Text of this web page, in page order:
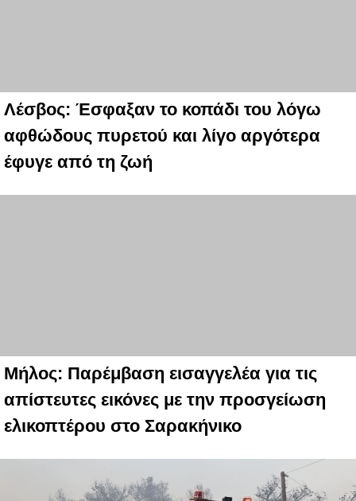
Λέσβος: Έσφαξαν το κοπάδι του λόγω
αφθώδους πυρετού και λίγο αργότερα
έφυγε από τη ζωή
Μήλος: Παρέμβαση εισαγγελέα για τις
απίστευτες εικόνες με την προσγείωση
ελικοπτέρου στο Σαρακήνικο